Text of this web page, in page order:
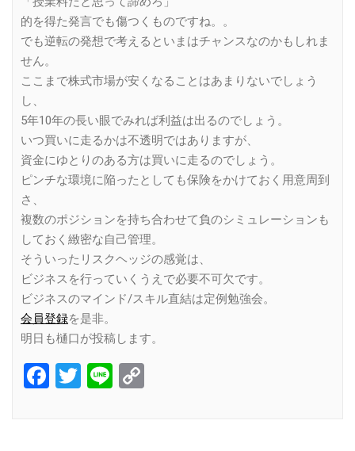
的を得た発言でも傷つくものですね。。
でも逆転の発想で考えるといまはチャンスなのかもしれま
せん。
ここまで株式市場が安くなることはあまりないでしょう
し、
5年10年の長い眼でみれば利益は出るのでしょう。
いつ買いに走るかは不透明ではありますが、
資金にゆとりのある方は買いに走るのでしょう。
ピンチな環境に陥ったとしても保険をかけておく用意周到
さ、
複数のポジションを持ち合わせて負のシミュレーションも
しておく緻密な自己管理。
そういったリスクヘッジの感覚は、
ビジネスを行っていくうえで必要不可欠です。
ビジネスのマインド/スキル直結は定例勉強会。
会員登録を是非。
明日も樋口が投稿します。
Facebook
Twitter
Line